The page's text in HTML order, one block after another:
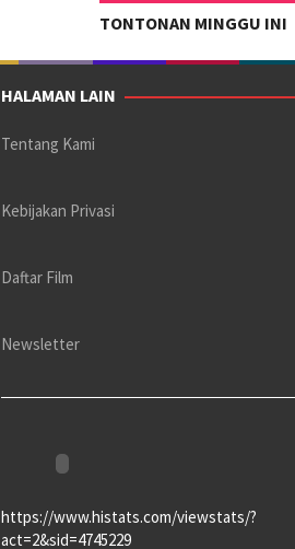
TONTONAN MINGGU INI
HALAMAN LAIN
Tentang Kami
Kebijakan Privasi
Daftar Film
Newsletter
https://www.histats.com/viewstats/?
act=2&sid=4745229